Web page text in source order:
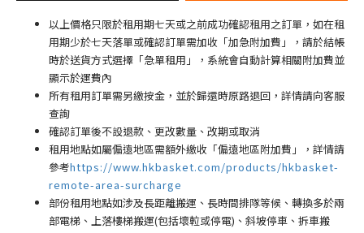
以上價格只限於租用期七天或之前成功確認租用之訂單，如在租
用期少於七天落單或確認訂單需加收「加急附加費」，請於結帳
時於送貨方式選擇「急單租用」，系統會自動計算相關附加費並
顯示於運費內
所有租用訂單需另繳按金，並於歸還時原路退回，詳情請向客服
查詢
確認訂單後不設退款、更改數量、改期或取消
租用地點如屬偏遠地區需額外繳收「偏遠地區附加費 」
，詳情請
參考https://www.hkbasket.com/products/hkbasket-
remote-area-surcharge
部份租用地點如涉及長距離搬運、長時間排隊等候、轉換多於兩
部電梯、上落樓梯搬運(包括壞𨋢或停電)、斜坡停車、拆車搬